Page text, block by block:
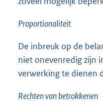
Proportionaliteit
De inbreuk op de
niet onevenredig zijn
verwerking te dienen
Rechten van betrokkenen